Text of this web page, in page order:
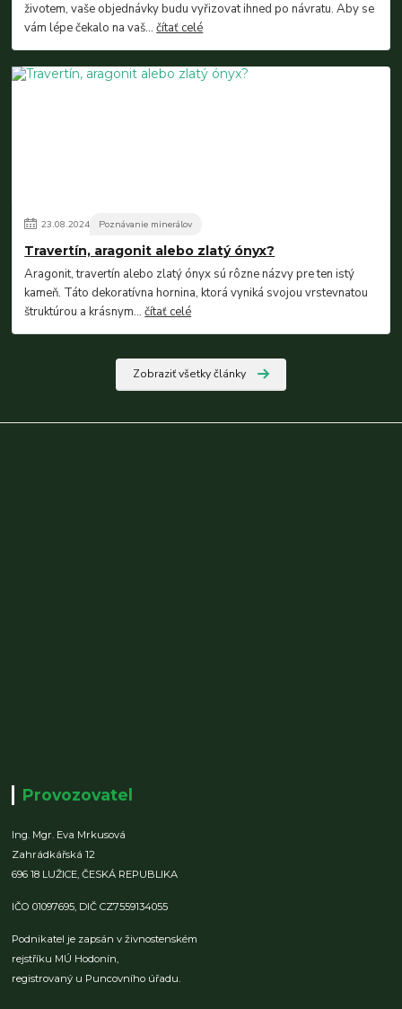
životem, vaše objednávky budu vyřizovat ihned po návratu. Aby se
vám lépe čekalo na vaš...čítať celé
23.08.2024 Poznávanie minerálov
Travertín, aragonit alebo zlatý ónyx?
Aragonit, travertín alebo zlatý ónyx sú rôzne názvy pre ten istý
kameň. Táto dekoratívna hornina, ktorá vyniká svojou vrstevnatou
štruktúrou a krásnym...čítať celé
Zobraziť všetky články
Provozovatel
Ing. Mgr. Eva Mrkusová
Zahrádkářská 12
696 18 LUŽICE,ČESKÁ REPUBLIKA
IČO 01097695, DIČ CZ7559134055
Podnikatel je zapsán v živnostenském
rejstříku MÚ Hodonín,
registrovaný u Puncovního úřadu.